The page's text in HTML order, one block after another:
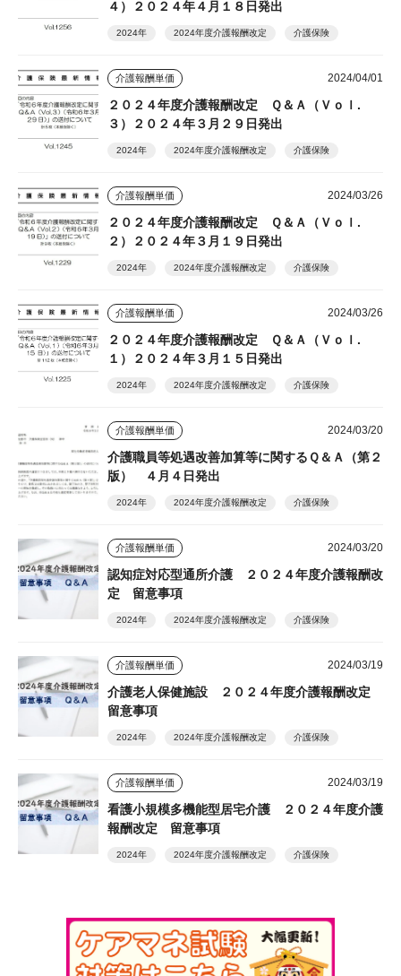
４）２０２４年４月１８日発出
2024年 2024年度介護報酬改定 介護保険
介護報酬単価 2024/04/01
２０２４年度介護報酬改定 Ｑ＆Ａ（Ｖｏｌ.
３）２０２４年３月２９日発出
2024年 2024年度介護報酬改定 介護保険
介護報酬単価 2024/03/26
２０２４年度介護報酬改定 Ｑ＆Ａ（Ｖｏｌ.
２）２０２４年３月１９日発出
2024年 2024年度介護報酬改定 介護保険
介護報酬単価 2024/03/26
２０２４年度介護報酬改定 Ｑ＆Ａ（Ｖｏｌ.
１）２０２４年３月１５日発出
2024年 2024年度介護報酬改定 介護保険
介護報酬単価 2024/03/20
介護職員等処遇改善加算等に関するＱ＆Ａ（第２
版） ４月４日発出
2024年 2024年度介護報酬改定 介護保険
介護報酬単価 2024/03/20
認知症対応型通所介護 ２０２４年度介護報酬改
定 留意事項
2024年 2024年度介護報酬改定 介護保険
介護報酬単価 2024/03/19
介護老人保健施設 ２０２４年度介護報酬改定
留意事項
2024年 2024年度介護報酬改定 介護保険
介護報酬単価 2024/03/19
看護小規模多機能型居宅介護 ２０２４年度介護
報酬改定 留意事項
2024年 2024年度介護報酬改定 介護保険